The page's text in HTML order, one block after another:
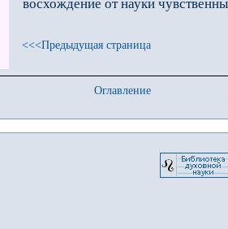
восхождение от науки
<<<Предыдущая страница
Оглавление